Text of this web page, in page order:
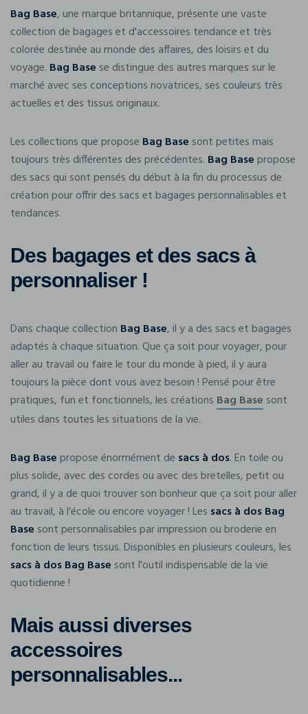
Bag Base, une marque britannique, présente une vaste
collection de bagages et d'accessoires tendance et très
colorée destinée au monde des affaires, des loisirs et du
voyage. Bag Base se distingue des autres marques sur le
marché avec ses conceptions novatrices, ses couleurs très
actuelles et des tissus originaux.
Les collections que propose Bag Base sont petites mais
toujours très différentes des précédentes. Bag Basepropose
des sacs qui sont pensés du début à la fin du processus de
création pour offrir des sacs et bagages personnalisables et
tendances.
Des bagages et des sacs à
personnaliser !
Dans chaque collection Bag Base, il y a des sacs et bagages
adaptés à chaque situation. Que ça soit pour voyager, pour
aller au travail ou faire le tour du monde à pied, il y aura
toujours la pièce dont vous avez besoin ! Pensé pour être
pratiques, fun et fonctionnels, les créations Bag Base sont
utiles dans toutes les situations de la vie.
Bag Basepropose énormément de sacs à dos. En toile ou
plus solide, avec des cordes ou avec des bretelles, petit ou
grand, il y a de quoi trouver son bonheur que ça soit pour aller
au travail, à l'école ou encore voyager ! Les sacs à dos Bag
Base sont personnalisables par impression ou broderie en
fonction de leurs tissus. Disponibles en plusieurs couleurs, les
sacs à dos Bag Base sont l'outil indispensable de la vie
quotidienne !
Mais aussi diverses
accessoires
personnalisables...